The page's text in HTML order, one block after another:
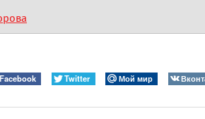
Facebook Twitter Мой мир